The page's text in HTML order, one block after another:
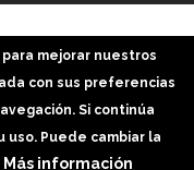
mejorar nuestros
con sus preferencias
Si continúa
uso. Puede cambiar la
Más información